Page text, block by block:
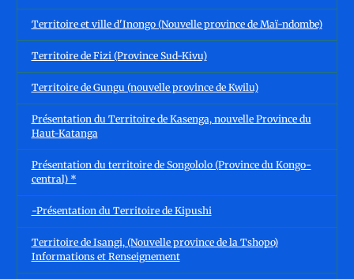
Territoire et ville d'Inongo (Nouvelle province de Maï-ndombe)
Territoire de Fizi (Province Sud-Kivu)
Territoire de Gungu (nouvelle province de Kwilu)
Présentation du Territoire de Kasenga, nouvelle Province du
Haut-Katanga
Présentation du territoire de Songololo (Province du Kongo-
central) *
-Présentation du Territoire de Kipushi
Territoire de Isangi, (Nouvelle province de la Tshopo)
Informations et Renseignement